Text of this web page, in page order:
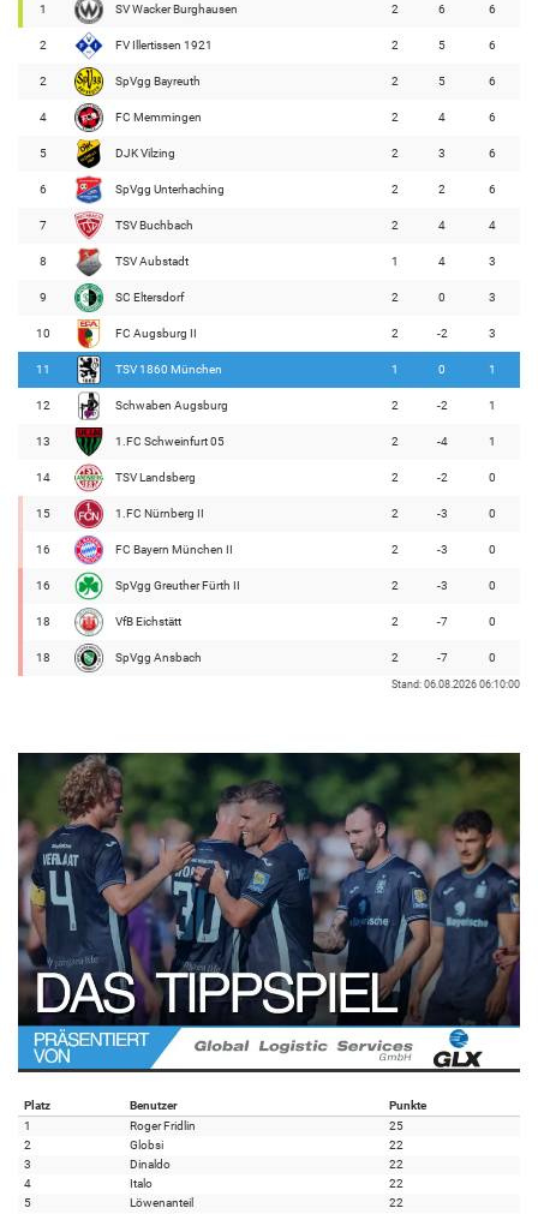
1 SV Wacker Burghausen 2 6 6
2 FV Illertissen 1921 2 5 6
2 SpVgg Bayreuth 2 5 6
4 FC Memmingen 2 4 6
5 DJK Vilzing 2 3 6
6 SpVgg Unterhaching 2 2 6
7 TSV Buchbach 2 4 4
8 TSV Aubstadt 1 4 3
9 SC Eltersdorf 2 0 3
10 FC Augsburg II 2 -2 3
11 TSV 1860 München 1 0 1
12 Schwaben Augsburg 2 -2 1
13 1.FC Schweinfurt 05 2 -4 1
14 TSV Landsberg 2 -2 0
15 1.FC Nürnberg II 2 -3 0
16 FC Bayern München II 2 -3 0
16 SpVgg Greuther Fürth II 2 -3 0
18 VfB Eichstätt 2 -7 0
18 SpVgg Ansbach 2 -7 0
Stand: 06.08.2026 06:10:00
Platz Benutzer
Punkte
1
Roger Fridlin
25
2
Globsi
22
3
Dinaldo
22
4
Italo
22
5
Löwenanteil
22